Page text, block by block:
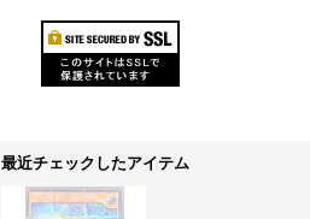
最近チェックしたアイテム